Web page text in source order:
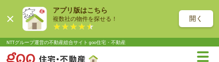
アプリ版はこちら
複数社の物件を探せる！ 開く
NTTグループ運営の不動産総合サイト goo住宅・不動産